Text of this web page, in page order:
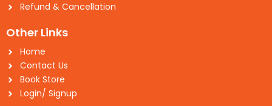
Refund & Cancellation
Other Links
Home
Contact Us
Book Store
Login/ Signup